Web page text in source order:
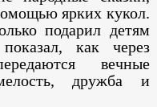
ярких кукол.
подарил детям
как через
вечные
дружба и